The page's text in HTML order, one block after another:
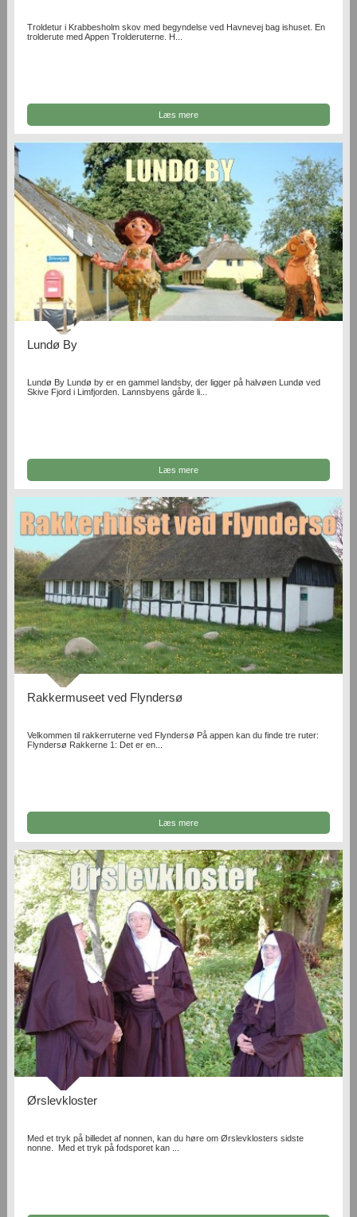
Troldetur i Krabbesholm skov med begyndelse ved Havnevej bag ishuset. En
trolderute med Appen Trolderuterne. H...
Læs mere
Lundø By
Lundø By Lundø by er en gammel landsby, der ligger på halvøen Lundø ved
Skive Fjord i Limfjorden. Lannsbyens gårde li...
Læs mere
Rakkermuseet ved Flyndersø
Velkommen til rakkerruterne ved Flyndersø På appen kan du finde tre ruter:
Flyndersø Rakkerne 1: Det er en...
Læs mere
Ørslevkloster
Med et tryk på billedet af nonnen, kan du høre om Ørslevklosters sidste
nonne. Med et tryk på fodsporet kan ...